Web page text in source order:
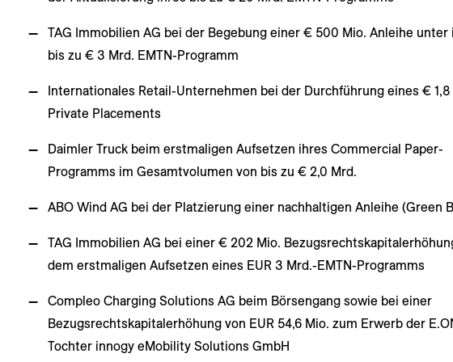
TAG Immobilien AG bei der Begebung einer € 500 Mio. Anleihe unter
bis zu € 3 Mrd. EMTN-Programm
Internationales Retail-Unternehmen bei der Durchführung eines € 1,8
Private Placements
Daimler Truck beim erstmaligen Aufsetzen ihres Commercial Paper-
Programms im Gesamtvolumen von bis zu € 2,0 Mrd.
ABO Wind AG bei der Platzierung einer nachhaltigen Anleihe (Green
TAG Immobilien AG bei einer € 202 Mio.
dem erstmaligen Aufsetzen eines EUR 3 Mrd.-EMTN-Programms
Compleo Charging Solutions AG beim Börsengang sowie bei einer
Bezugsrechtskapitalerhöhung von EUR 54,6 Mio. zum Erwerb der
Tochter innogy eMobility Solutions GmbH